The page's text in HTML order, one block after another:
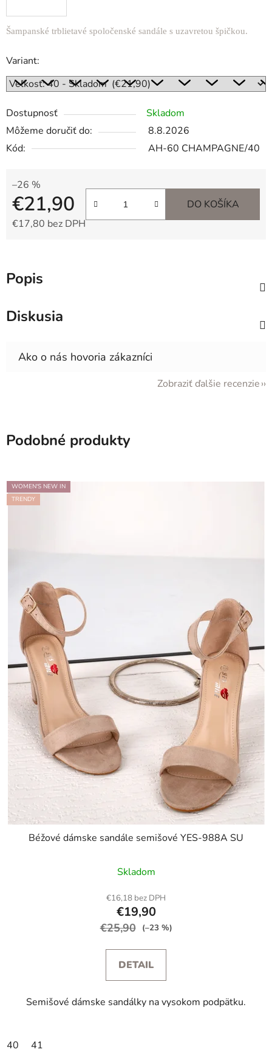
Šampanské trblietavé spoločenské sandále s uzavretou špičkou.
Variant:
Dostupnosť
Skladom
Môžeme doručiť do:
8.8.2026
Kód:
AH-60 CHAMPAGNE/40
–26 %
€21,90
€17,80 bez DPH
DO KOŠÍKA
Popis
Diskusia
Zobraziť ďalšie recenzie
Podobné produkty
WOMEN'S NEW IN
TRENDY
Béžové dámske sandále semišové YES-988A SU
Skladom
€16,18 bez DPH
€19,90
€25,90 (–23 %)
DETAIL
Semišové dámske sandálky na vysokom podpätku.
40 41